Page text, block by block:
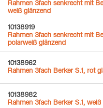
Rahmen 3fach senkrecht mit
weiß glänzend
10138919
Rahmen 3fach senkrecht mit
polarweiß glänzend
10138962
Rahmen 3fach Berker S.1, rot
10138982
Rahmen 3fach Berker S.1,